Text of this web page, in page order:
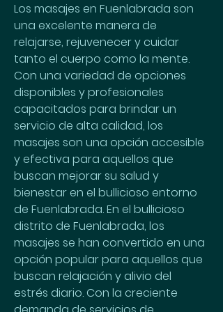
Los masajes en Fuenlabrada son
una excelente manera de
relajarse, rejuvenecer y cuidar
tanto el cuerpo como la mente.
Con una variedad de opciones
disponibles y profesionales
capacitados para brindar un
servicio de alta calidad, los
masajes son una opción accesible
y efectiva para aquellos que
buscan mejorar su salud y
bienestar en el bullicioso entorno
de Fuenlabrada. En el bullicioso
distrito de Fuenlabrada, los
masajes se han convertido en una
opción popular para aquellos que
buscan relajación y alivio del
estrés diario. Con la creciente